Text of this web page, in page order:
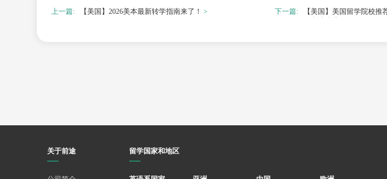
课程涵盖深度学习（CSE 151B）、计算机视觉（CSE 152B）和自然语言处理（CSE 156）等前沿领域。学
此外，该专业采用“导师制 + 行业导师双轨制”的培养模式。学生在大二时需选择一位学术导师（负责科研
录取政策
上一篇: 【美国】2026美本最新转学指南来了！
【美国】美国留学院校
下一篇:
关于前途 留学国家和地区